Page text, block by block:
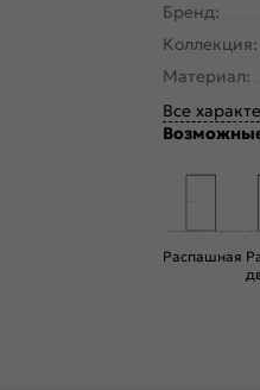
Бренд:
Коллекция:
Материал:
Все
Распашная